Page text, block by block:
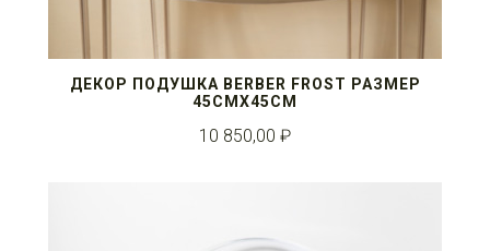
ДЕКОР ПОДУШКА BERBER FROST РАЗМЕР
45СМX45СМ
10 850,00 ₽